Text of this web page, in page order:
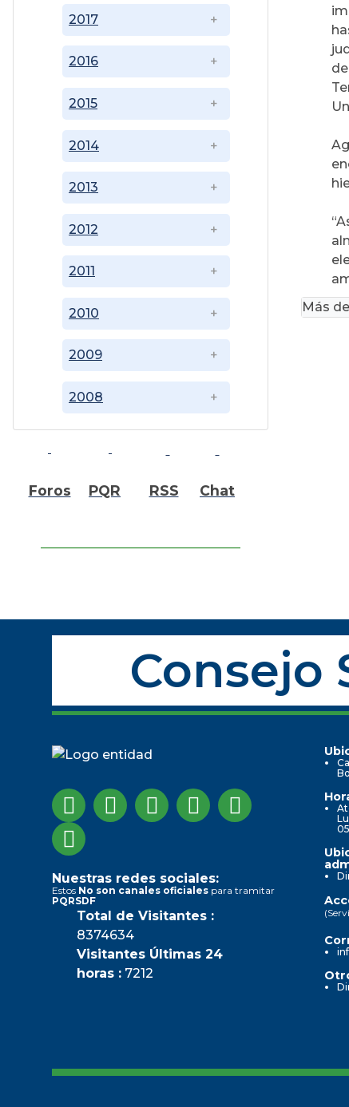
2008
2009
2010
2011
2012
2013
2014
2015
2016
2017
Foros PQR RSS Chat
Más
Consejo
Nuestras redes sociales:
Estos No son canales oficiales para tramitar
PQRSDF
Total de Visitantes :
8374634
Visitantes Últimas 24
horas : 7212